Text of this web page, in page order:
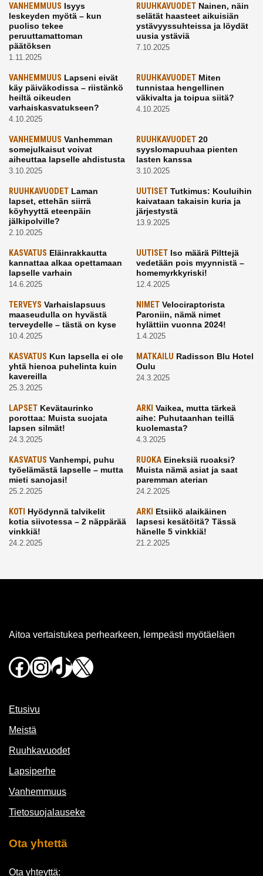
VANHEMMUUS Isyys
leskeyden myötä – kun
puoliso tekee
peruuttamattoman
päätöksen
1.11.2025
RUUHKAVUODETNainen, näin
selätät haasteet aikuisiän
ystävyyssuhteissa ja löydät
uusia ystäviä
7.10.2025
VANHEMMUUS Lapseni eivät
käy päiväkodissa – riistänkö
heiltä oikeuden
varhaiskasvatukseen?
4.10.2025
RUUHKAVUODETMiten
tunnistaa hengellinen
väkivalta ja toipua siitä?
4.10.2025
VANHEMMUUS Vanhemman
somejulkaisut voivat
aiheuttaa lapselle ahdistusta
3.10.2025
RUUHKAVUODET20
syyslomapuuhaa pienten
lasten kanssa
3.10.2025
RUUHKAVUODET Laman
lapset, ettehän siirrä
köyhyyttä eteenpäin
jälkipolville?
2.10.2025
UUTISETTutkimus: Kouluihin
kaivataan takaisin kuria ja
järjestystä
13.9.2025
KASVATUS Eläinrakkautta
kannattaa alkaa opettamaan
lapselle varhain
14.6.2025
UUTISETIso määrä Pilttejä
vedetään pois myynnistä –
homemyrkkyriski!
12.4.2025
TERVEYS Varhaislapsuus
maaseudulla on hyvästä
terveydelle – tästä on kyse
10.4.2025
NIMETVelociraptorista
Paroniin, nämä nimet
hylättiin vuonna 2024!
1.4.2025
KASVATUS Kun lapsella ei ole
yhtä hienoa puhelinta kuin
kavereilla
25.3.2025
MATKAILU Radisson Blu Hotel
Oulu
24.3.2025
LAPSET Kevätaurinko
porottaa: Muista suojata
lapsen silmät!
24.3.2025
ARKI Vaikea, mutta tärkeä
aihe: Puhutaanhan teillä
kuolemasta?
4.3.2025
KASVATUS Vanhempi, puhu
työelämästä lapselle – mutta
mieti sanojasi!
25.2.2025
RUOKAEineksiä ruoaksi?
Muista nämä asiat ja saat
paremman aterian
24.2.2025
KOTI Hyödynnä talvikelit
kotia siivotessa – 2 näppärää
vinkkiä!
24.2.2025
ARKI Etsiikö alaikäinen
lapsesi kesätöitä? Tässä
hänelle 5 vinkkiä!
21.2.2025
Aitoa vertaistukea perhearkeen, lempeästi myötäeläen
Facebook
Instagram
TikTok
X
Etusivu
Meistä
Ruuhkavuodet
Lapsiperhe
Vanhemmuus
Tietosuojalauseke
Ota yhtettä
Ota yhteyttä: